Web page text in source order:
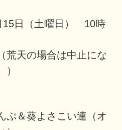
日（土曜日） 10時
の場合は中止にな
よさこい連（オ